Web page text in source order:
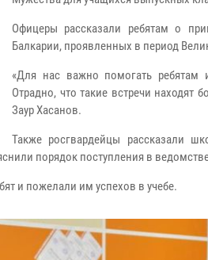
Офицеры рассказали ребятам о
Балкарии, проявленных в период
«Для нас важно помогать ребятам
Отрадно, что такие встречи
Заур Хасанов.
Также росгвардейцы рассказали
порядок поступления в
и пожелали им успехов в учебе.